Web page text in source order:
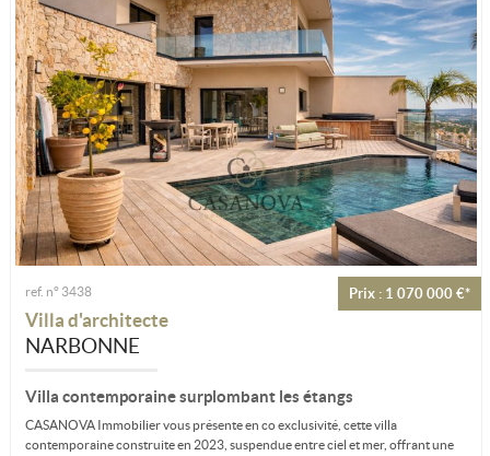
Prix : 1 070 000 €*
ref. n° 3438
Villa d'architecte
NARBONNE
Villa contemporaine surplombant les étangs
CASANOVA Immobilier vous présente en co exclusivité, cette villa
contemporaine construite en 2023, suspendue entre ciel et mer, offrant une